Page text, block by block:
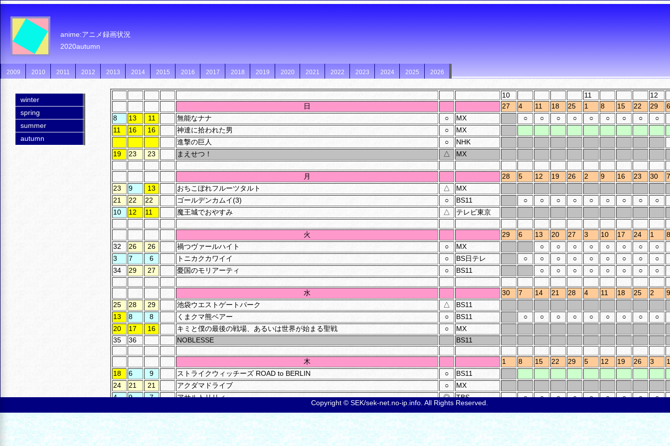
anime:アニメ録画状況
2020autumn
2009 2010 2011 2012 2013 2014 2015 2016 2017 2018 2019 2020 2021 2022 2023 2024 2025 2026
winter
spring
summer
autumn
10 11
12
日
27 4 11 18 25 1 8 15 22 29
6
8
13 11 無能なナナ ○ MX ○ ○ ○ ○ ○ ○ ○ ○
○
11
16 16 神達に拾われた男 ○
MX
進撃の巨人
○
NHK
19
23 23 まえせつ！ △ MX
月 28 5 12 19 26 2 9 16 23 30
7
23
9 13 おちこぼれフルーツタルト △
MX
21
22 22 ゴールデンカムイ(3) ○ BS11 ○ ○ ○ ○ ○ ○ ○ ○
○
10
12 11 魔王城でおやすみ △ テレビ東京
火 29 6 13 20 27 3 10 17 24 1
8
32
26 26 禍つヴァールハイト ○ MX ○ ○ ○ ○ ○ ○ ○
○
3
7 6 トニカクカワイイ ○ BS日テレ ○ ○ ○ ○ ○ ○ ○ ○
○
34
29 27 憂国のモリアーティ ○ BS11 ○ ○ ○ ○ ○ ○ ○ ○
水 30 7 14 21 28 4 11 18 25 2
9
25
28 29 池袋ウエストゲートパーク △
BS11
13
8 8 くまクマ熊ベアー ○ BS11 ○ ○ ○ ○ ○ ○ ○ ○
○
20
17 16 キミと僕の最後の戦場、あるいは世界が始まる聖戦 ○
MX
35
36 NOBLESSE BS11
木 1 8 15 22 29 5 12 19 26 3
18
6 9 ストライクウィッチーズ ROAD to BERLIN ○
BS11
24
21 21 アクダマドライブ ○
MX
4
9 7 アサルトリリィ ◎ TBS ○ ○ ○ ○ ○ ○ ○ ○ ○
金 27
19 100万の命の上に俺は立っている MX ○ ○
○
1
2 魔女の旅々 BS11 ○ ○ ○ ○ ○ ○
Copyright © SEK/sek-net.no-ip.info. All Rights Reserved.